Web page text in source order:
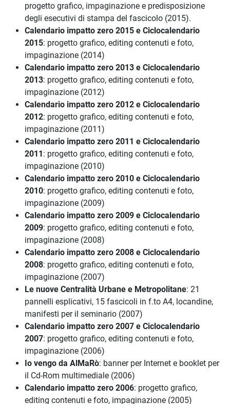
progetto grafico, impaginazione e predisposizione
degli esecutivi di stampa del fascicolo (2015).
Calendario impatto zero 2015 e Ciclocalendario
2015: progetto grafico, editing contenuti e foto,
impaginazione (2014)
Calendario impatto zero 2013 e Ciclocalendario
2013: progetto grafico, editing contenuti e foto,
impaginazione (2012)
Calendario impatto zero 2012 e Ciclocalendario
2012: progetto grafico, editing contenuti e foto,
impaginazione (2011)
Calendario impatto zero 2011 e Ciclocalendario
2011 : progetto grafico, editing contenuti e foto,
impaginazione (2010)
Calendario impatto zero 2010 e Ciclocalendario
2010: progetto grafico, editing contenuti e foto,
impaginazione (2009)
Calendario impatto zero 2009 e Ciclocalendario
2009: progetto grafico, editing contenuti e foto,
impaginazione (2008)
Calendario impatto zero 2008 e Ciclocalendario
2008: progetto grafico, editing contenuti e foto,
impaginazione (2007)
Le nuove Centralità Urbane e Metropolitane: 21
pannelli esplicativi, 15 fascicoli in f.to A4, locandine,
manifesti per il seminario (2007)
Calendario impatto zero 2007 e Ciclocalendario
2007: progetto grafico, editing contenuti e foto,
impaginazione (2006)
Io vengo da AlMaRò: banner per Internet e booklet per
il Cd-Rom multimediale (2006)
Calendario impatto zero 2006: progetto grafico,
editing contenuti e foto, impaginazione (2005)